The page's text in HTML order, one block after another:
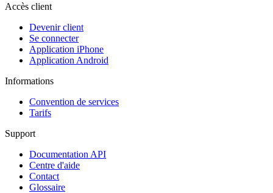
Accès client
Devenir client
Se connecter
Application iPhone
Application Android
Informations
Convention de services
Tarifs
Support
Documentation API
Centre d'aide
Contact
Glossaire